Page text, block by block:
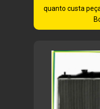
quanto custa